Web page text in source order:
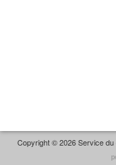
Copyright © 2026 Service